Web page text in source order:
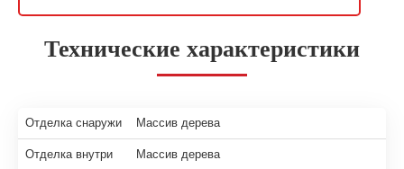
Технические характеристики
Отделка снаружи Массив дерева
Отделка внутри Массив дерева